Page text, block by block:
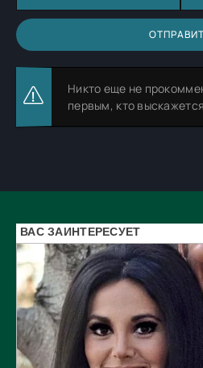
Никто еще не
первым, кто